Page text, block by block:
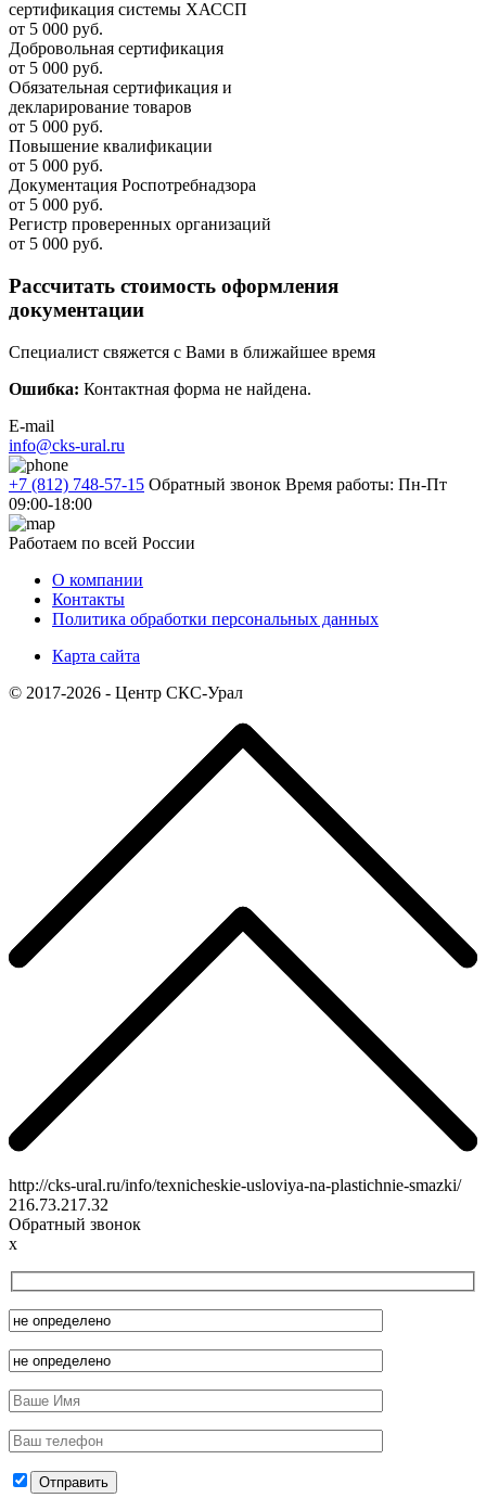
cертификация системы ХАССП
от 5 000 руб.
Добровольная сертификация
от 5 000 руб.
Обязательная сертификация и
декларирование товаров
от 5 000 руб.
Повышение квалификации
от 5 000 руб.
Документация Роспотребнадзора
от 5 000 руб.
Регистр проверенных организаций
от 5 000 руб.
Рассчитать стоимость оформления
документации
Специалист свяжется с Вами в ближайшее время
Ошибка: Контактная форма не найдена.
E-mail
info@cks-ural.ru
+7 (812) 748-57-15 Обратный звонок Время работы: Пн-Пт
09:00-18:00
Работаем по всей России
О компании
Контакты
Политика обработки персональных данных
Карта сайта
© 2017-2026 - Центр СКС-Урал
http://cks-ural.ru/info/texnicheskie-usloviya-na-plastichnie-smazki/
216.73.217.32
Обратный звонок
x